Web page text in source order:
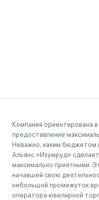
Компания ориентирована
предоставление
Неважно, каким бюджетом
Альянс «Изумруд»
максимально приятными.
начавшей свою
небольшой промежуток
оператора ювелирной